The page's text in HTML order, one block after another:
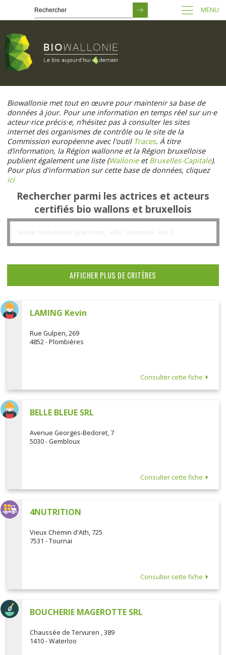
contenu
principal
MENU
Biowallonie met tout en œuvre pour maintenir sa base de
données à jour. Pour une information en temps réel sur un·e
acteur·rice précis·e, n’hésitez pas à consulter les sites
internet des organismes de contrôle ou le site de la
Commission européenne avec l'outil Traces. À titre
d’information, la Région wallonne et la Région bruxelloise
publient également une liste (WallonieetBruxelles-Capitale).
Pour plus d'information sur cette base de données, cliquez
ici
Rechercher parmi les actrices et acteurs
certifiés bio wallons et bruxellois
LAMING Kevin
Rue Gulpen, 269
4852 - Plombières
Consulter cette fiche
BELLE BLEUE SRL
Avenue Georges-Bedoret, 7
5030 - Gembloux
Consulter cette fiche
4NUTRITION
Vieux Chemin d'Ath, 725
7531 - Tournai
Consulter cette fiche
BOUCHERIE MAGEROTTE SRL
Chaussée de Tervuren , 389
1410 - Waterloo
AFFICHER PLUS DE CRITÈRES